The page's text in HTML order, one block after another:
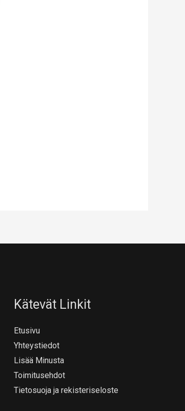
Kätevät Linkit
Etusivu
Yhteystiedot
Lisää Minusta
Toimitusehdot
Tietosuoja ja rekisteriseloste